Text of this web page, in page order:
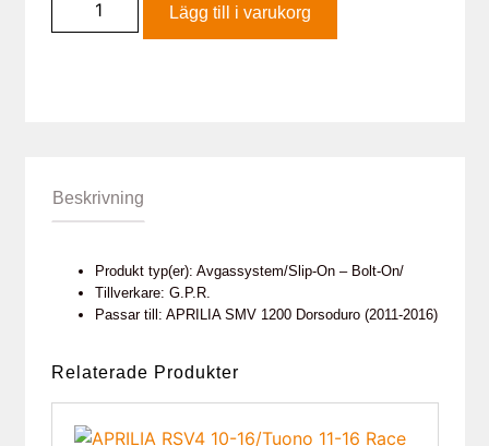
Lägg till i varukorg
Beskrivning
Produkt typ(er): Avgassystem/Slip-On – Bolt-On/
Tillverkare: G.P.R.
Passar till: APRILIA SMV 1200 Dorsoduro (2011-2016)
Relaterade Produkter